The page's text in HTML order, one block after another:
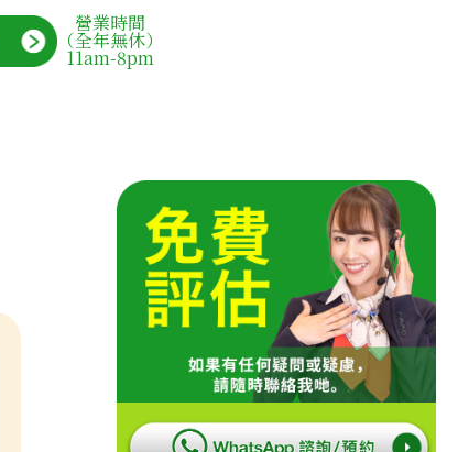
營業時間
（全年無休）
11am-8pm